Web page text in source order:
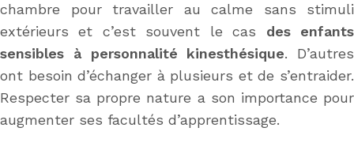
chambre pour travailler au calme sans stimuli
extérieurs et c’est souvent le cas des enfants
sensibles à personnalité kinesthésique. D’autres
ont besoin d’échanger à plusieurs et de s’entraider.
Respecter sa propre nature a son importance pour
augmenter ses facultés d’apprentissage.